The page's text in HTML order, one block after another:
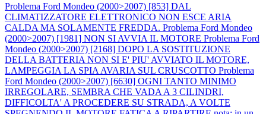
Problema Ford Mondeo (2000>2007) [853] DAL
CLIMATIZZATORE ELETTRONICO NON ESCE ARIA
CALDA MA SOLAMENTE FREDDA. Problema Ford Mondeo
(2000>2007) [1981] NON SI AVVIA IL MOTORE Problema Ford
Mondeo (2000>2007) [2168] DOPO LA SOSTITUZIONE
DELLA BATTERIA NON SI E' PIU' AVVIATO IL MOTORE,
LAMPEGGIA LA SPIA AVARIA SUL CRUSCOTTO Problema
Ford Mondeo (2000>2007) [6630] OGNI TANTO MINIMO
IRREGOLARE, SEMBRA CHE VADA A 3 CILINDRI,
DIFFICOLTA' A PROCEDERE SU STRADA, A VOLTE